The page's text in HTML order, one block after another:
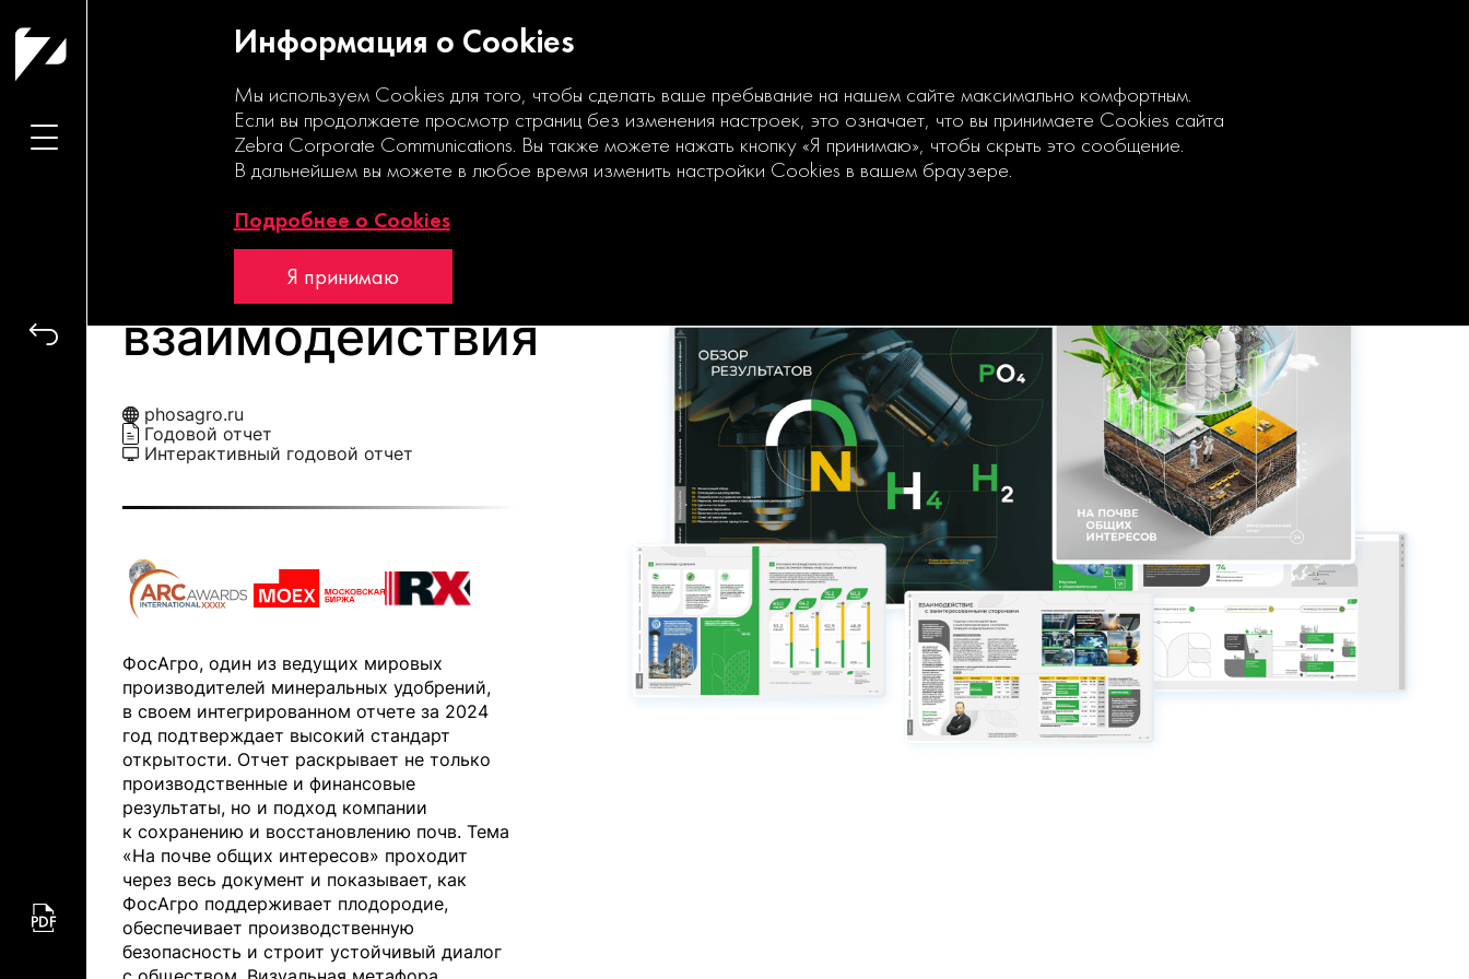
взаимодействия
phosagro.ru
Годовой отчет
Интерактивный годовой отчет
ФосАгро, один из ведущих мировых
производителей минеральных удобрений,
в своем интегрированном отчете за 2024
год подтверждает высокий стандарт
открытости. Отчет раскрывает не только
производственные и финансовые
результаты, но и подход компании
к сохранению и восстановлению почв. Тема
«На почве общих интересов» проходит
через весь документ и показывает, как
ФосАгро поддерживает плодородие,
обеспечивает производственную
безопасность и строит устойчивый диалог
Информация о Cookies
Мы используем Cookies для того, чтобы сделать ваше пребывание на нашем сайте максимально комфортным.
Если вы продолжаете просмотр страниц без изменения настроек, это означает, что вы принимаете Cookies сайта
Zebra Corporate Communications. Вы также можете нажать кнопку «Я принимаю», чтобы скрыть это сообщение.
В дальнейшем вы можете в любое время изменить настройки Cookies в вашем браузере.
Подробнее о Cookies
Я принимаю